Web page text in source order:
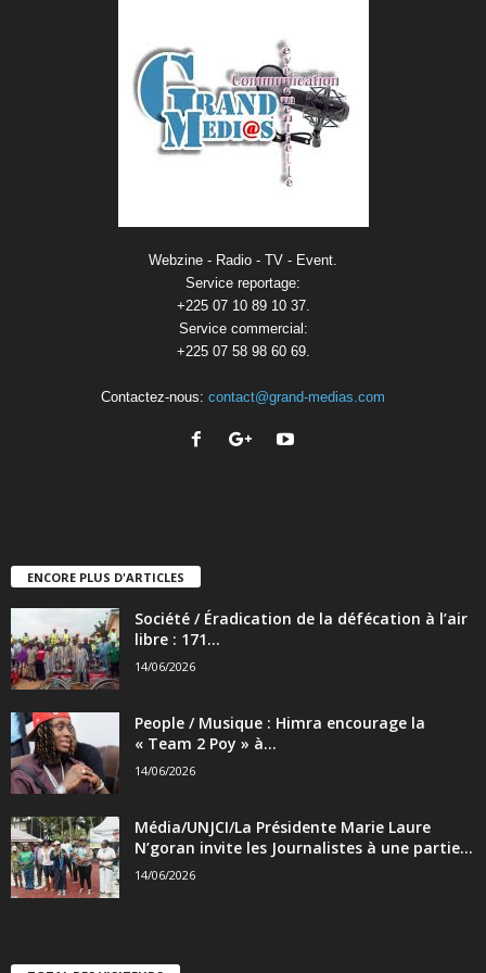
Webzine - Radio - TV - Event.
Service reportage:
+225 07 10 89 10 37.
Service commercial:
+225 07 58 98 60 69.
Contactez-nous: contact@grand-medias.com
ENCORE PLUS D'ARTICLES
Société / Éradication de la défécation à l’air
libre : 171...
14/06/2026
People / Musique : Himra encourage la
« Team 2 Poy » à...
14/06/2026
Média/UNJCI/La Présidente Marie Laure
N’goran invite les Journalistes à une partie...
14/06/2026